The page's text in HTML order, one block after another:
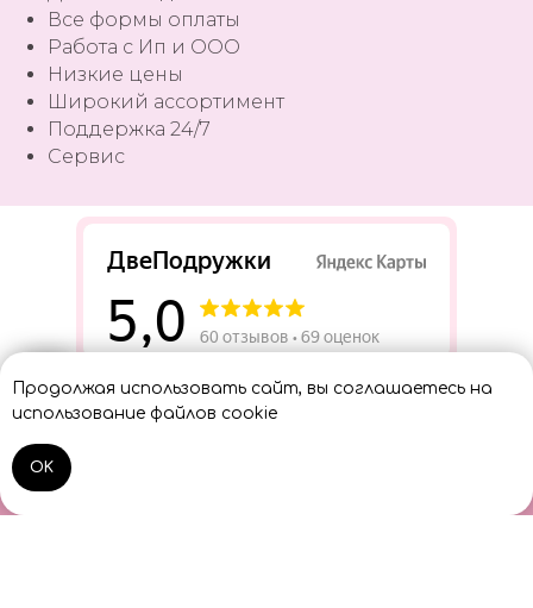
Home
Все формы оплаты
Работа с Ип и ООО
Низкие цены
Широкий ассортимент
Поддержка 24/7
Сервис
Продолжая использовать сайт, вы соглашаетесь на
использование файлов cookie
OK
Разработать сайт
Консультант